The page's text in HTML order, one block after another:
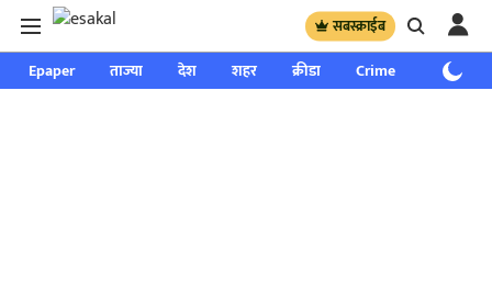
सबस्क्राईब
Epaper ताज्या देश शहर क्रीडा Crime साप्ताहिक